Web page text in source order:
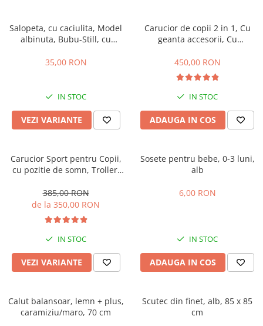
Salopeta, cu caciulita, Model
albinuta, Bubu-Still, cu
35,00 RON
IN STOC
VEZI VARIANTE
Carucior de copii 2 in 1, Cu
geanta accesorii, Cu
Pliabil ergonomic, Belecoo,
roz
450,00 RON
IN STOC
ADAUGA IN COS
Carucior Sport pentru Copii,
cu pozitie de somn, Troller,
Tehnologia inovatoare One-
Hand Folding
385,00 RON
de la 350,00 RON
IN STOC
VEZI VARIANTE
Sosete pentru bebe, 0-3 luni,
alb
6,00 RON
IN STOC
ADAUGA IN COS
Calut balansoar, lemn + plus,
caramiziu/maro, 70 cm
Scutec din finet, alb, 85 x 85
cm